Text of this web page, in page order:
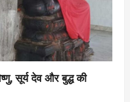
सूर्य देव और बुद्ध की